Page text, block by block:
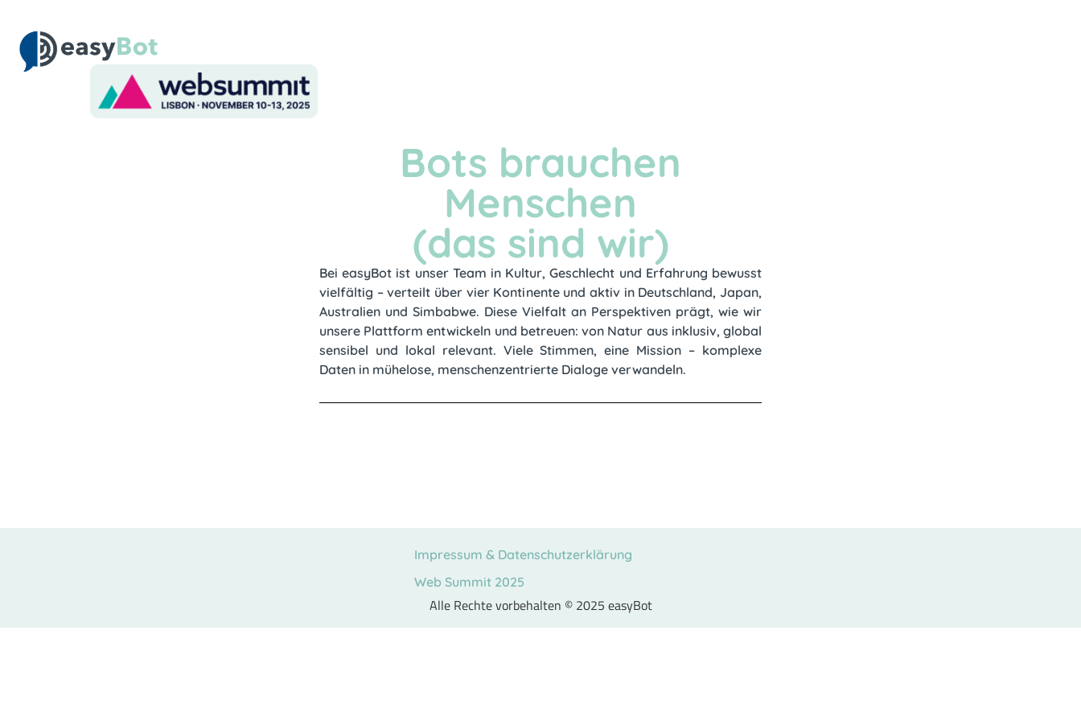
Bots brauchen
Menschen
(das sind wir)
Bei easyBot ist unser Team in Kultur, Geschlecht und Erfahrung bewusst
vielfältig – verteilt über vier Kontinente und aktiv in Deutschland, Japan,
Australien und Simbabwe. Diese Vielfalt an Perspektiven prägt, wie wir
unsere Plattform entwickeln und betreuen: von Natur aus inklusiv, global
sensibel und lokal relevant. Viele Stimmen, eine Mission – komplexe
Daten in mühelose, menschenzentrierte Dialoge verwandeln.
Impressum & Datenschutzerklärung
Web Summit 2025
Alle Rechte vorbehalten © 2025 easyBot